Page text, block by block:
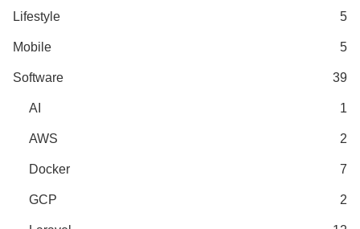
Lifestyle 5
Mobile 5
Software 39
AI 1
AWS 2
Docker 7
GCP 2